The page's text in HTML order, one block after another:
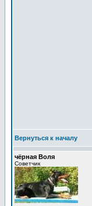
Вернуться к началу
чёрная Воля
Советчик